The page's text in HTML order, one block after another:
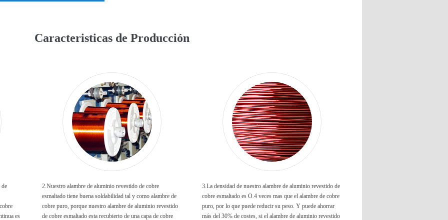
Caracteristicas de Producción
de
es
2.Nuestro alambre de aluminio revestido de cobre
esmaltado tiene buena soldabilidad tal y como alambre de
cobre puro, porque nuestro alambre de aluminio revestido
de cobre esmaltado esta recubierto de una capa de cobre
3.La densidad de nuestro alambre de aluminio revestido de
cobre esmaltado es O.4 veces mas que el alambre de cobre
puro, por lo que puede reducir su peso. Y puede ahorrar
más del 30% de costes, si el alambre de aluminio revestido